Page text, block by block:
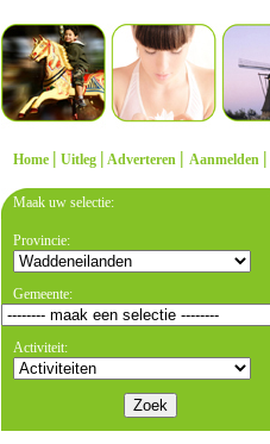
Home | Uitleg | Adverteren | Aanmelden |
Maak uw selectie:
Provincie:
Gemeente:
Activiteit: